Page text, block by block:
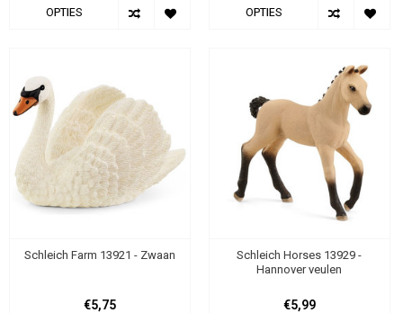
OPTIES OPTIES
Schleich Farm 13921 - Zwaan
€5,75
Schleich Horses 13929 -
Hannover veulen
€5,99